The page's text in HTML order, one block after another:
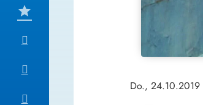
Do., 24.10.2019